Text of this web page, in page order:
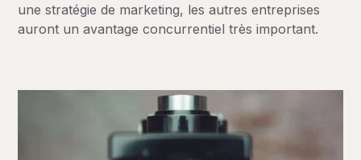
une stratégie de marketing, les autres entreprises
auront un avantage concurrentiel très important.